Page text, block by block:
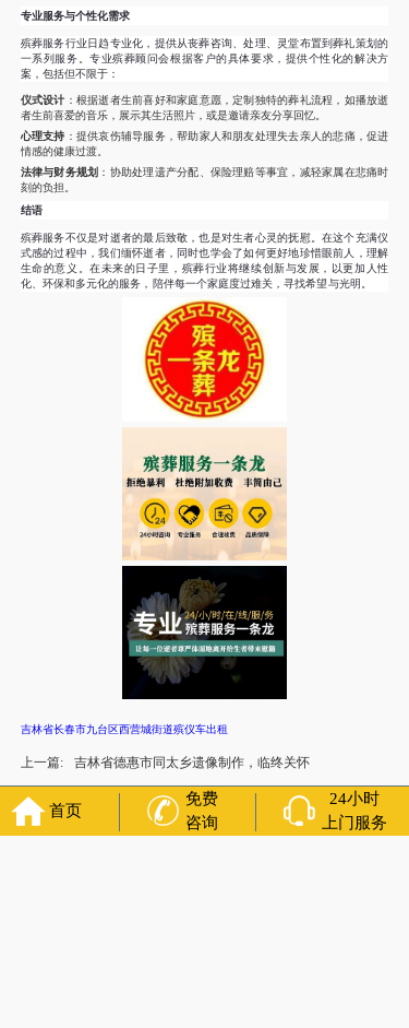
专业服务与个性化需求
殡葬服务行业日趋专业化，提供从丧葬咨询、处理、灵堂布置到葬礼策划的
一系列服务。专业殡葬顾问会根据客户的具体要求，提供个性化的解决方
案，包括但不限于：
仪式设计 ：根据逝者生前喜好和家庭意愿，定制独特的葬礼流程，如播放逝
者生前喜爱的音乐，展示其生活照片，或是邀请亲友分享回忆。
心理支持 ：提供哀伤辅导服务，帮助家人和朋友处理失去亲人的悲痛，促进
情感的健康过渡。
法律与财务规划 ：协助处理遗产分配、保险理赔等事宜，减轻家属在悲痛时
刻的负担。
结语
殡葬服务不仅是对逝者的最后致敬，也是对生者心灵的抚慰。在这个充满仪
式感的过程中，我们缅怀逝者，同时也学会了如何更好地珍惜眼前人，理解
生命的意义。在未来的日子里，殡葬行业将继续创新与发展，以更加人性
化、环保和多元化的服务，陪伴每一个家庭度过难关，寻找希望与光明。
吉林省长春市九台区西营城街道殡仪车出租
上一篇: 吉林省德惠市同太乡遗像制作，临终关怀
下一篇: 吉林省长春市九台区兴港街道殡葬服务中心联系方式
首页
免费
咨询
24小时
上门服务